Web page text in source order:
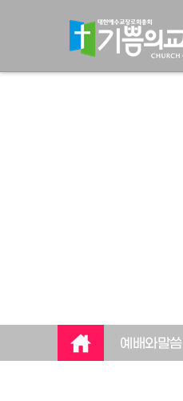
예배와말씀